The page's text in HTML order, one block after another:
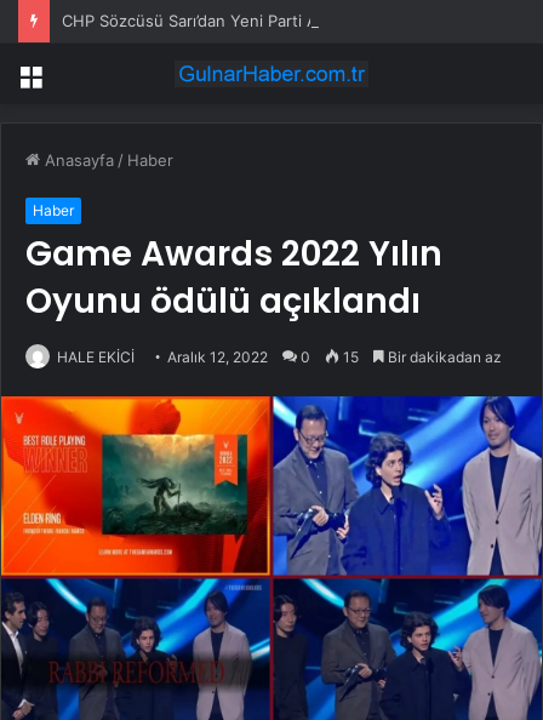
Menü
Anasayfa / Haber
Haber
Game Awards 2022 Yılın
Oyunu ödülü açıklandı
HALE EKİCİ Aralık 12, 2022 0 15 Bir dakikadan az